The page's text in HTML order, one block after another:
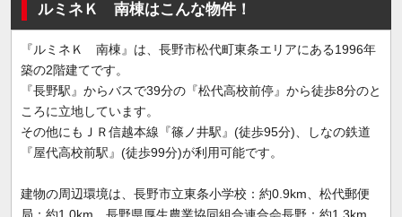
ルミネＫ 南棟はこんな物件！
『ルミネＫ 南棟』は、長野市松代町東条エリアにある1996年
築の2階建てです。
『長野駅』からバスで39分の『松代高校前停』から徒歩8分のと
ころに立地しています。
その他にもＪＲ信越本線『篠ノ井駅』(徒歩95分)、しなの鉄道
『屋代高校前駅』(徒歩99分)が利用可能です。
建物の周辺環境は、長野市立東条小学校：約0.9km、松代郵便
局：約1.0km、長野県厚生農業協同組合連合会長野：約1.3km、